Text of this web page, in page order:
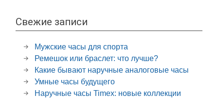
Свежие записи
Мужские часы для спорта
Ремешок или браслет: что лучше?
Какие бывают наручные аналоговые часы
Умные часы будущего
Наручные часы Timex: новые коллекции